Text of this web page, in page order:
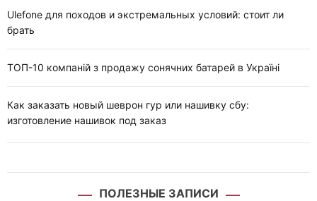
Ulefone для походов и экстремальных условий: стоит ли
брать
ТОП-10 компаній з продажу сонячних батарей в Україні
Как заказать новый шеврон гур или нашивку сбу:
изготовление нашивок под заказ
ПОЛЕЗНЫЕ ЗАПИСИ